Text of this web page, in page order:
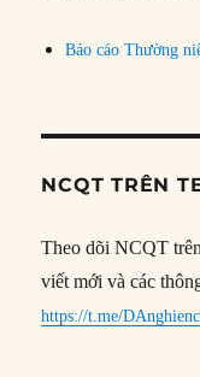
Báo cáo Thường
NCQT TRÊN
Theo dõi NCQT
viết mới và các
https://t.me/